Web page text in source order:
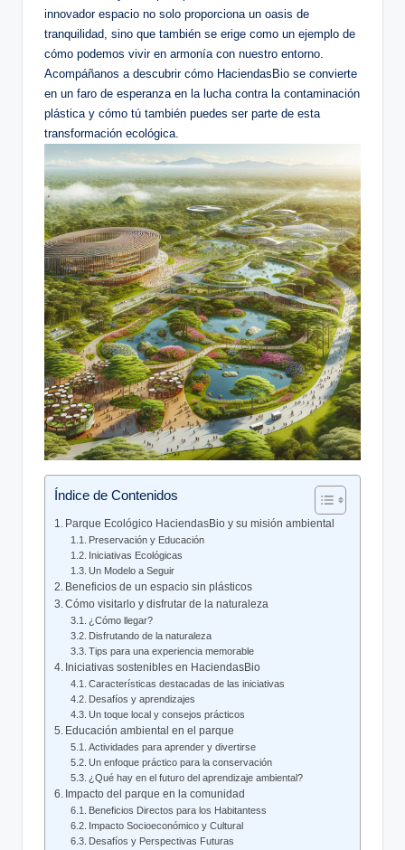
innovador espacio no solo proporciona un oasis de
tranquilidad, sino que también se erige como un ejemplo de
cómo podemos vivir en armonía con nuestro entorno.
Acompáñanos a descubrir cómo HaciendasBio se convierte
en un faro de esperanza en la lucha contra la contaminación
plástica y cómo tú también puedes ser parte de esta
transformación ecológica.
Índice de Contenidos
Parque Ecológico HaciendasBio y su misión ambiental
Preservación y Educación
Iniciativas Ecológicas
Un Modelo a Seguir
Beneficios de un espacio sin plásticos
Cómo visitarlo y disfrutar de la naturaleza
¿Cómo llegar?
Disfrutando de la naturaleza
Tips para una experiencia memorable
Iniciativas sostenibles en HaciendasBio
Características destacadas de las iniciativas
Desafíos y aprendizajes
Un toque local y consejos prácticos
Educación ambiental en el parque
Actividades para aprender y divertirse
Un enfoque práctico para la conservación
¿Qué hay en el futuro del aprendizaje ambiental?
Impacto del parque en la comunidad
Beneficios Directos para los Habitantess
Impacto Socioeconómico y Cultural
Desafíos y Perspectivas Futuras